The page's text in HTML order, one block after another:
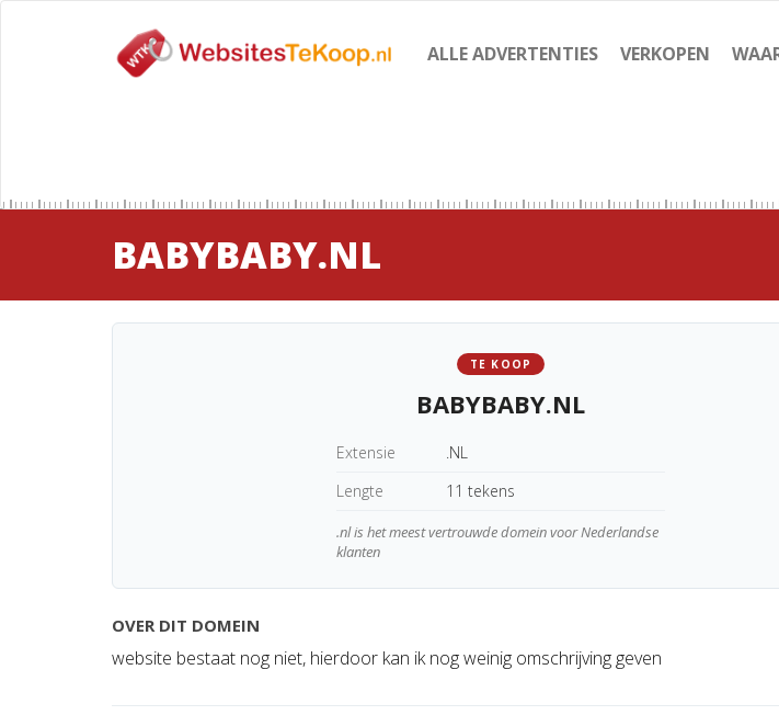
ALLE ADVERTENTIES VERKOPEN
BABYBABY.NL
TE KOOP
BABYBABY.NL
Extensie
.NL
Lengte
11 tekens
.nl is het meest vertrouwde domein voor Nederlandse
klanten
OVER DIT DOMEIN
website bestaat nog niet, hierdoor kan ik nog weinig omschrijving geven